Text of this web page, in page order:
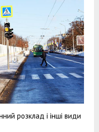
розклад і інші види